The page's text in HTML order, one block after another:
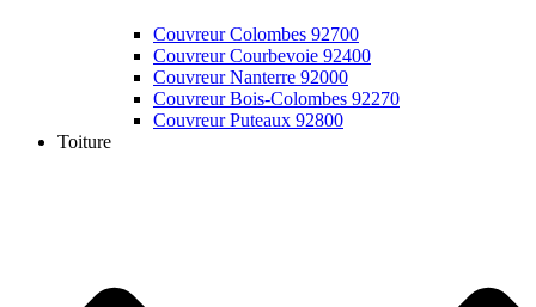
Couvreur Colombes 92700
Couvreur Courbevoie 92400
Couvreur Nanterre 92000
Couvreur Bois-Colombes 92270
Couvreur Puteaux 92800
Toiture